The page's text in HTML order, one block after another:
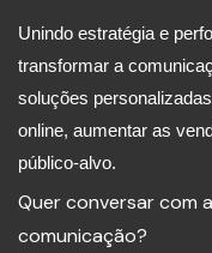
Unindo estratégia e
transformar a
soluções
online, aumentar as
público-alvo.
Quer conversar com
comunicação?